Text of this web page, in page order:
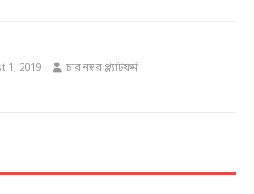
1, 2019 চার নম্বর প্ল্যাটফর্ম